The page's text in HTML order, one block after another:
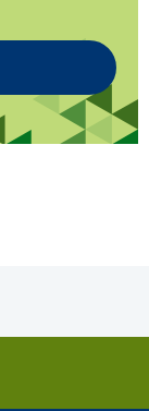
kopieren